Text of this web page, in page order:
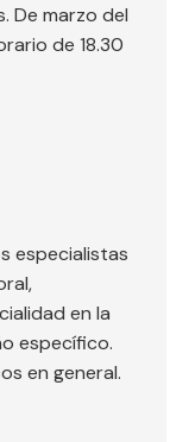
De marzo del
de 18.30
especialistas
en la
específico.
en general.